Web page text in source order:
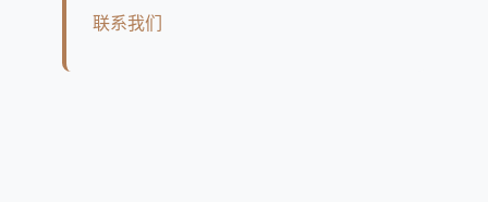
联系我们